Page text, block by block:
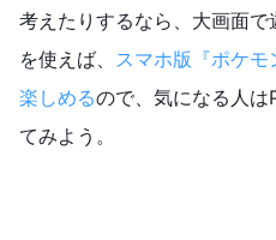
考えたりするなら、大画面
を使えば、 スマホ版『ポケ
楽しめるので、気になる人は
てみよう。